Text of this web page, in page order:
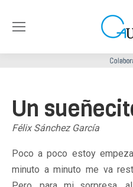
Un
Félix Sánchez García
Poco a poco estoy
minuto a minuto me va